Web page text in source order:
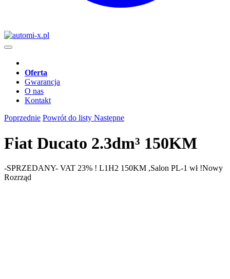
Oferta
Gwarancja
O nas
Kontakt
Poprzednie Powrót do listy Następne
Fiat Ducato 2.3dm³ 150KM
-SPRZEDANY- VAT 23% ! L1H2 150KM ,Salon PL-1 wł !Nowy
Rozrząd